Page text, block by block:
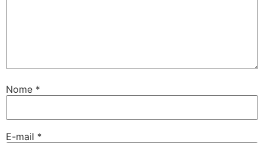
Nome *
E-mail *